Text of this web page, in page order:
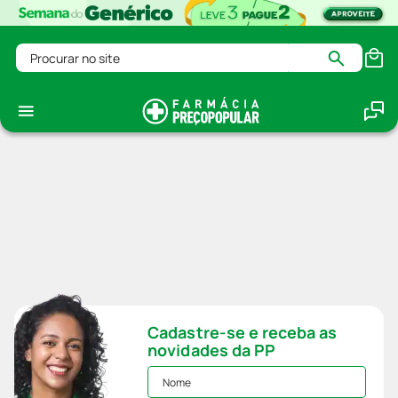
Procurar no site
Cadastre-se e receba as
novidades da PP